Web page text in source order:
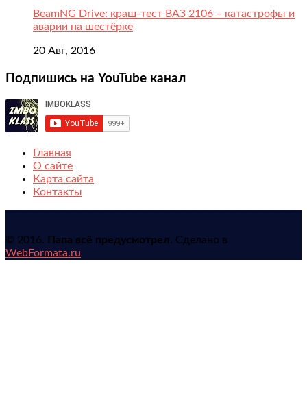
BeamNG Drive: краш-тест ВАЗ 2106 – катастрофы и
аварии на шестёрке
20 Авг, 2016
Подпишись на YouTube канал
Главная
О сайте
Карта сайта
Контакты
© 2016. Папа всё предусмотрел. Сделано в
WebFormata.ru